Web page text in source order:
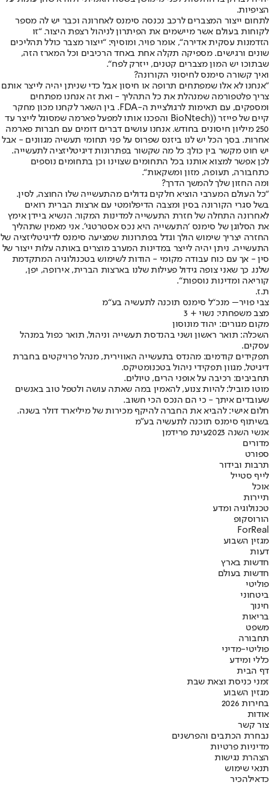
הציפיות.
לתחום ייצור המצברים לרכב נכנסה סימנס לאחרונה וכבר יש לה מספר
לקוחות בעולם אשר מיישמים את הפיתרון לניהול רצפת היצור. “זו
הזדמנות עסקית אדירה“, אומר פויר, ומוסיף: “ייצור מצבר כולל תהליכים
שונים ורגישים. מספיקה תקלה אחת באחד הרכיבים וכל המארז הזה,
שבתוכו יש המון מצברים קטנים, ייזרק לפח“.
ואיך קשורה סימנס לחיסוני הקורונה?
“אנחנו לא אלו שמפתחים תרופה או חיסון אבל כדי שניתן יהיה לייצר אותם
צריך פלטפורמה שמנהלת את כל התהליך - ואת זה אנחנו מפתחים
ומספקים, עם תאימות לרגולציית ה-FDA. בין השאר לקחנו מכון מחקר
קיים של פייזר ((BioNtech והפכנו אותו למפעל פארמה שמסוגל לייצר עד
250 מיליון חיסונים בחודש. אנחנו עושים דברים דומים עם חברות פארמה
אחרות. בסך הכל יש לנו ביזנס שפרוס על פני תחומי תעשיה מגוונים - אבל
יש חוט מקשר בין כולן: כל מה שקשור בפתרונות דיגיטליזציה לתעשייה.
לכן אפשר למצוא אותנו בכל התחומים שצוינו וכן בתחומים נוספים
כתחבורה, תעופה, מזון ומשקאות“.
ומה החזון שלך להמשך הדרך?
“כל העולם המערבי הוציא חלקים גדולים מהתעשייה שלו החוצה, לסין.
בשל סגרי הקורונה בסין ומצבה הדיפלומטי עם ארצות הברית רואים
לאחרונה התחלה של חזרת התעשייה למדינות המקור. הנשיא ביידן אימץ
את הסלוגן של סימנס ‘התעשייה היא נכס אסטרטגי’. אני מאמין שתהליך
החזרה יצריך שימוש הולך וגדל בפתרונות שמציעה סימנס לדיגיטליזציה של
התעשייה. ניתן יהיה לייצר במדינות המערב מוצרים באותה עלות ייצור של
סין - אך עם כוח עבודה מקומי - הודות לשימוש בטכנולוגיה המתקדמת
שלנו. כך שאני צופה גידול פעילות שלנו בארצות הברית, אירופה, יפן,
קוריאה ומדינות נוספות“.
ת.ז.
צבי פויר– מנכ“ל סימנס תוכנה לתעשיה בע“מ
מצב משפחתי: נשוי + 3
מקום מגורים: יהוד מונוסון
השכלה: תואר ראשון ושני בהנדסת תעשייה וניהול, תואר כפול במנהל
עסקים.
תפקידים קודמים: מהנדס בתעשייה האווירית, מנהל פרויקטים בחברת
דיגיטל, מגוון תפקידי ניהול בטכנומטיקס.
תחביבים: רכיבה על אופני הרים, טיולים.
מוטו מוביל: להיות צנוע, להאמין במה שאתה עושה ולטפל טוב באנשים
שעובדים איתך - כי הם הנכס הכי חשוב.
חלום אישי: להביא את החברה להיקף מכירות של מיליארד דולר בשנה.
בשיתוף סימנס תוכנה לתעשיה בע"מ
אנשי השנה 2023
עינת פרידמן
מדורים
ספורט
תרבות ובידור
לייף סטייל
אוכל
תיירות
טכנולוגיה ומדע
הורוסקופ
ForReal
מגזין השבוע
דעות
חדשות בארץ
חדשות בעולם
פוליטי
ביטחוני
חינוך
בריאות
משפט
תחבורה
פוליטי-מדיני
כללי ומידע
דף הבית
זמני כניסת וצאת שבת
מגזין השבוע
בחירות 2026
אודות
צור קשר
נבחרת הכתבים והפרשנים
מדיניות פרטיות
הצהרת נגישות
תנאי שימוש
כדאילהכיר